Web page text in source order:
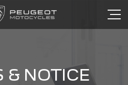
& NOTICE